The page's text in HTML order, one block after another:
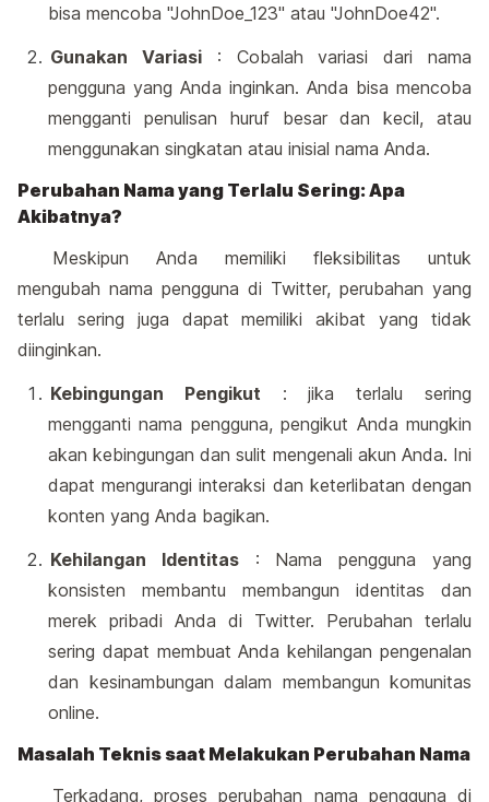
bisa mencoba "JohnDoe_123" atau "JohnDoe42".
Gunakan Variasi: Cobalah variasi dari nama
pengguna yang Anda inginkan. Anda bisa mencoba
mengganti penulisan huruf besar dan kecil, atau
menggunakan singkatan atau inisial nama Anda.
Perubahan Nama yang Terlalu Sering: Apa
Akibatnya?
Meskipun Anda memiliki fleksibilitas untuk
mengubah nama pengguna di Twitter, perubahan yang
terlalu sering juga dapat memiliki akibat yang tidak
diinginkan.
Kebingungan Pengikut : jika terlalu sering
mengganti nama pengguna, pengikut Anda mungkin
akan kebingungan dan sulit mengenali akun Anda. Ini
dapat mengurangi interaksi dan keterlibatan dengan
konten yang Anda bagikan.
Kehilangan Identitas: Nama pengguna yang
konsisten membantu membangun identitas dan
merek pribadi Anda di Twitter. Perubahan terlalu
sering dapat membuat Anda kehilangan pengenalan
dan kesinambungan dalam membangun komunitas
online.
Masalah Teknis saat Melakukan Perubahan Nama
Terkadang, proses perubahan nama pengguna di